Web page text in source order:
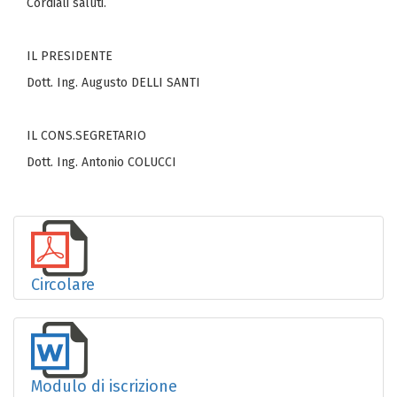
Cordiali saluti.
IL PRESIDENTE
Dott. Ing. Augusto DELLI SANTI
IL CONS.SEGRETARIO
Dott. Ing. Antonio COLUCCI
Circolare
Modulo di iscrizione